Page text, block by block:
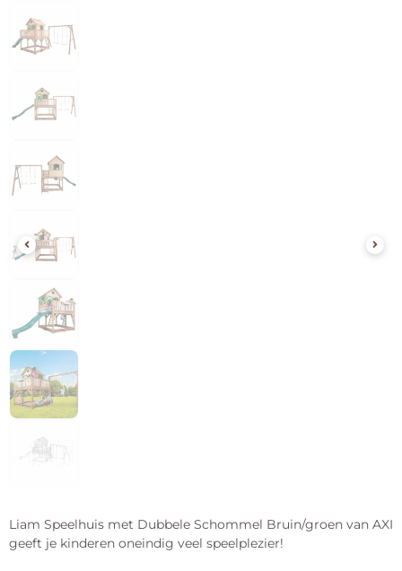
Liam Speelhuis met Dubbele Schommel Bruin/groen van AXI
geeft je kinderen oneindig veel speelplezier!